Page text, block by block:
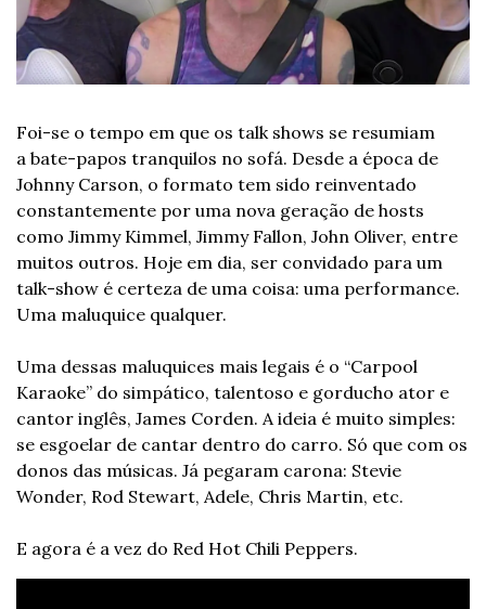
Foi-se o tempo em que os talk shows se resumiam
a bate-papos tranquilos no sofá. Desde a época de
Johnny Carson, o formato tem sido reinventado
constantemente por uma nova geração de hosts
como Jimmy Kimmel, Jimmy Fallon, John Oliver, entre
muitos outros. Hoje em dia, ser convidado para um
talk-show é certeza de uma coisa: uma performance.
Uma maluquice qualquer.
Uma dessas maluquices mais legais é o “Carpool
Karaoke” do simpático, talentoso e gorducho ator e
cantor inglês, James Corden. A ideia é muito simples:
se esgoelar de cantar dentro do carro. Só que com os
donos das músicas. Já pegaram carona: Stevie
Wonder, Rod Stewart, Adele, Chris Martin, etc.
E agora é a vez do Red Hot Chili Peppers.